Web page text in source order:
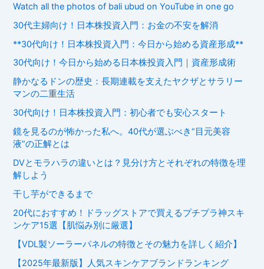
Watch all the photos of bali ubud on YouTube in one go
30代主婦向け！日本株投資入門：お金の不安を解消
**30代向け！日本株投資入門：今日から始める資産形成**
30代向け！今日から始める日本株投資入門｜資産形成術
静かなるドンの歴史：長期連載を支えたヤクザとサラリー
マンの二重生活
30代向け！日本株投資入門：初心者でも安心スタート
鏡を見るのが怖かった私へ。40代が選ぶべき“目元美容
液”の正解とは
DVとモラハラの違いとは？見分け方とそれぞれの特徴を理
解しよう
干し芋ができるまで
20代におすすめ！ドラッグストアで買えるプチプラ神スキ
ンケア15選【肌悩み別に厳選】
【VDL製ソーラーパネルの特徴とその魅力を詳しく紹介】
【2025年最新版】人気スキンケアブランドランキング